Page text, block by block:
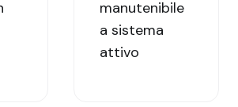
manutenibile
a sistema
attivo